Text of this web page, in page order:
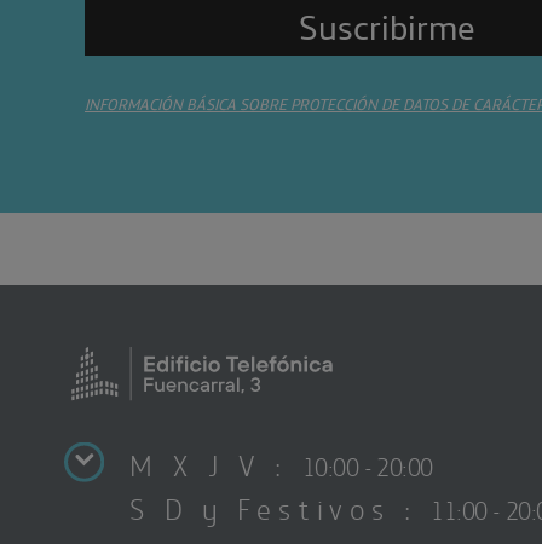
INFORMACIÓN BÁSICA SOBRE PROTECCIÓN DE DATOS DE
M X J V : 10:00 - 20:00
S D y Festivos : 11:00 -